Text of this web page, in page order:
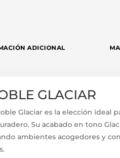
ADICIONAL
GLACIAR
Glaciar es la elección ideal
Su acabado en tono
ambientes acogedores y